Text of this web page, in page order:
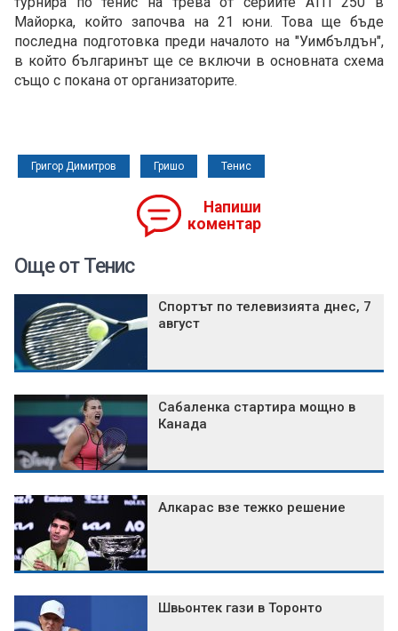
Майорка, който започва на 21 юни. Това ще бъде
последна подготовка преди началото на "Уимбълдън",
в който българинът ще се включи в основната схема
също с покана от организаторите.
Григор Димитров Гришо Тенис
Напиши
коментар
Още от Тенис
Спортът по телевизията днес, 7
август
Сабаленка стартира мощно в
Канада
Алкарас взе тежко решение
Швьонтек гази в Торонто